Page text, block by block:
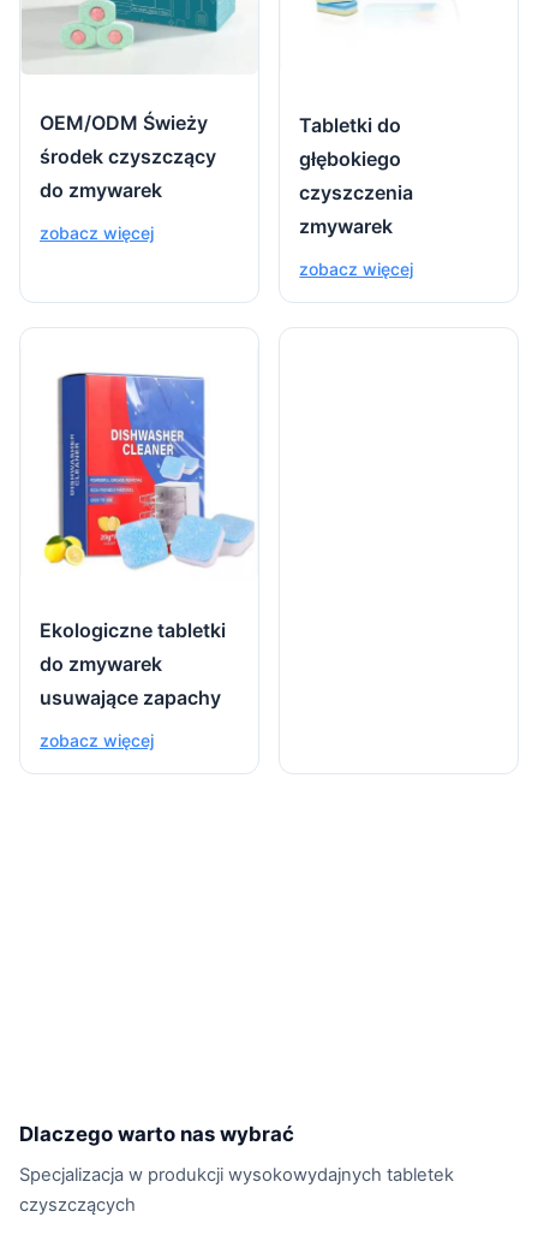
OEM/ODM Świeży
środek czyszczący
do zmywarek
zobacz więcej
Tabletki do
głębokiego
czyszczenia
zmywarek
zobacz więcej
Ekologiczne tabletki
do zmywarek
usuwające zapachy
zobacz więcej
Dlaczego warto nas wybrać
Specjalizacja w produkcji wysokowydajnych tabletek
czyszczących